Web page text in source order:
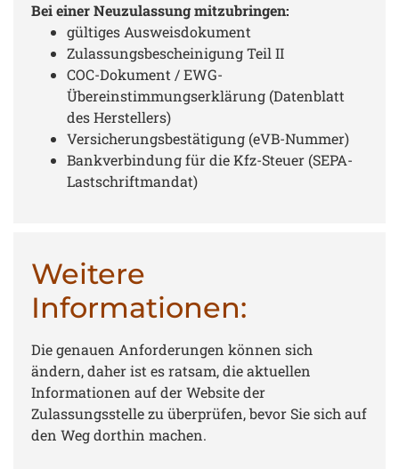
Bei einer Neuzulassung mitzubringen:
gültiges Ausweisdokument
Zulassungsbescheinigung Teil II
COC-Dokument / EWG-
Übereinstimmungserklärung (Datenblatt
des Herstellers)
Versicherungsbestätigung (eVB-Nummer)
Bankverbindung für die Kfz-Steuer (SEPA-
Lastschriftmandat)
Weitere
Informationen:
Die genauen Anforderungen können sich
ändern, daher ist es ratsam, die aktuellen
Informationen auf der Website der
Zulassungsstelle zu überprüfen, bevor Sie sich auf
den Weg dorthin machen.